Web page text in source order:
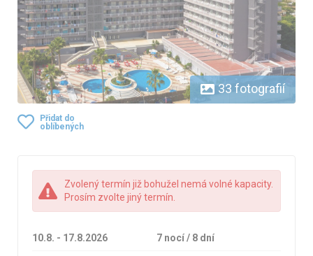
33 fotografií
Přidat do
oblíbených
Zvolený termín již bohužel nemá volné kapacity.
Prosím zvolte jiný termín.
10.8. - 17.8.2026 7 nocí / 8 dní